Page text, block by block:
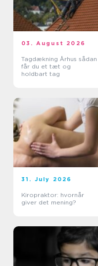
03. August 2026
Tagdækning Århus sådan
får du et tæt og
holdbart tag
31. July 2026
Kiropraktor: hvornår
giver det mening?